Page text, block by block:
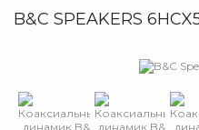
B&C SPEAKERS